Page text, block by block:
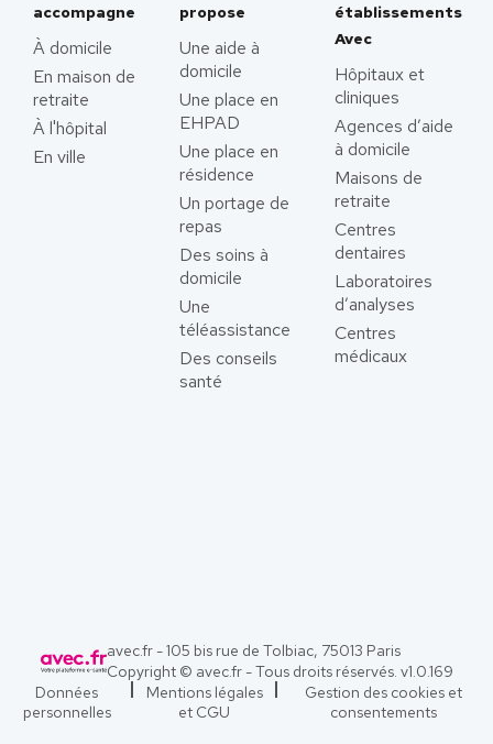
accompagne
À domicile
En maison de
retraite
À l'hôpital
En ville
propose
Une aide à
domicile
Une place en
EHPAD
Une place en
résidence
Un portage de
repas
Des soins à
domicile
Une
téléassistance
Des conseils
santé
établissements
Avec
Hôpitaux et
cliniques
Agences d’aide
à domicile
Maisons de
retraite
Centres
dentaires
Laboratoires
d’analyses
Centres
médicaux
avec.fr - 105 bis rue de Tolbiac, 75013 Paris
Copyright © avec.fr - Tous droits réservés. v1.0.169
Données
personnelles
Mentions légales
et CGU
Gestion des cookies et
consentements